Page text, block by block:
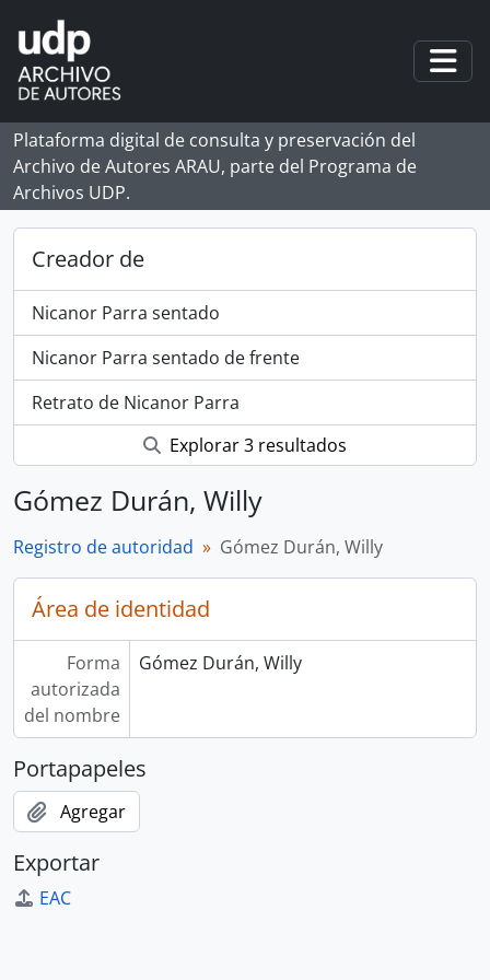
Skip to main content
Plataforma digital de consulta y preservación del
Archivo de Autores ARAU, parte del Programa de
Archivos UDP.
Creador de
Nicanor Parra sentado
Nicanor Parra sentado de frente
Retrato de Nicanor Parra
Explorar 3 resultados
Gómez Durán, Willy
Registro de autoridad Gómez Durán, Willy
Área de identidad
Forma
autorizada
del nombre
Gómez Durán, Willy
Portapapeles
Agregar
Exportar
EAC